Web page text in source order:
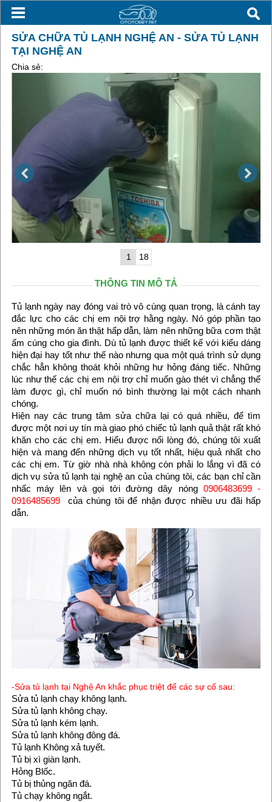
SỬA CHỮA TỦ LẠNH NGHỆ AN - SỬA TỦ LẠNH
TẠI NGHỆ AN
Chia sẻ:
1 18
THÔNG TIN MÔ TẢ
Tủ lạnh ngày nay đóng vai trò vô cùng quan trọng, là cánh tay
đắc lực cho các chị em nội trợ hằng ngày. Nó góp phần tạo
nên những món ăn thật hấp dẫn, làm nên những bữa cơm thật
ấm cúng cho gia đình. Dù tủ lạnh được thiết kế với kiểu dáng
hiện đại hay tốt như thế nào nhưng qua một quá trình sử dụng
chắc hẳn không thoát khỏi những hư hỏng đáng tiếc. Những
lúc như thế các chị em nội trợ chỉ muốn gào thét vì chẳng thể
làm được gì, chỉ muốn nó bình thường lại một cách nhanh
chóng.
Hiện nay các trung tâm sửa chữa lại có quá nhiều, để tìm
được một nơi uy tín mà giao phó chiếc tủ lạnh quả thật rất khó
khăn cho các chị em. Hiểu được nổi lòng đó, chúng tôi xuất
hiện và mang đến những dịch vụ tốt nhất, hiệu quả nhất cho
các chị em. Từ giờ nhà nhà không còn phải lo lắng vì đã có
dịch vụ sửa tủ lạnh tại nghệ an của chúng tôi, các bạn chỉ cần
nhấc máy lên và gọi tới đường dây nóng 0906483699 -
0916485699
của chúng tôi để nhận được nhiều ưu đãi hấp
dẫn.
-Sửa tủ lạnh tại Nghệ An khắc phục triệt để các sự cố sau:
Sửa tủ lạnh chạy không lạnh.
Sửa tủ lạnh không chạy.
Sửa tủ lạnh kém lạnh.
Sửa tủ lạnh không đông đá.
Tủ lạnh Không xả tuyết.
Tủ bị xì giàn lạnh.
Hỏng Blốc.
Tủ bị thủng ngăn đá.
Tủ chạy không ngắt.